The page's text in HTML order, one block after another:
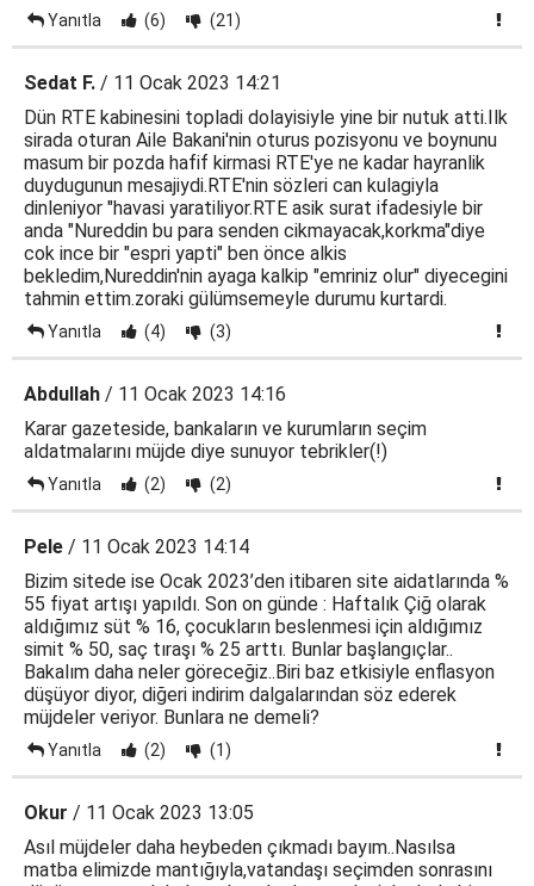
Yanıtla (6) (21)
Sedat F. / 11 Ocak 2023 14:21
Dün RTE kabinesini topladi dolayisiyle yine bir nutuk atti.Ilk
sirada oturan Aile Bakani'nin oturus pozisyonu ve boynunu
masum bir pozda hafif kirmasi RTE'ye ne kadar hayranlik
duydugunun mesajiydi.RTE'nin sözleri can kulagiyla
dinleniyor "havasi yaratiliyor.RTE asik surat ifadesiyle bir
anda "Nureddin bu para senden cikmayacak,korkma"diye
cok ince bir "espri yapti" ben önce alkis
bekledim,Nureddin'nin ayaga kalkip "emriniz olur" diyecegini
tahmin ettim.zoraki gülümsemeyle durumu kurtardi.
Yanıtla (4) (3)
Abdullah / 11 Ocak 2023 14:16
Karar gazeteside, bankaların ve kurumların seçim
aldatmalarını müjde diye sunuyor tebrikler(!)
Yanıtla (2) (2)
Pele / 11 Ocak 2023 14:14
Bizim sitede ise Ocak 2023’den itibaren site aidatlarında %
55 fiyat artışı yapıldı. Son on günde : Haftalık Çiğ olarak
aldığımız süt % 16, çocukların beslenmesi için aldığımız
simit % 50, saç tıraşı % 25 arttı. Bunlar başlangıçlar..
Bakalım daha neler göreceğiz..Biri baz etkisiyle enflasyon
düşüyor diyor, diğeri indirim dalgalarından söz ederek
müjdeler veriyor. Bunlara ne demeli?
Yanıtla (2) (1)
Okur / 11 Ocak 2023 13:05
Asıl müjdeler daha heybeden çıkmadı bayım..Nasılsa
matba elimizde mantığıyla,vatandaşı seçimden sonrasını